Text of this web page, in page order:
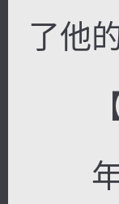
了他
【
年